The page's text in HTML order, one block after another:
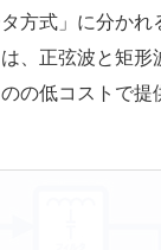
方式」に分か
、正弦波と矩
の低コストで